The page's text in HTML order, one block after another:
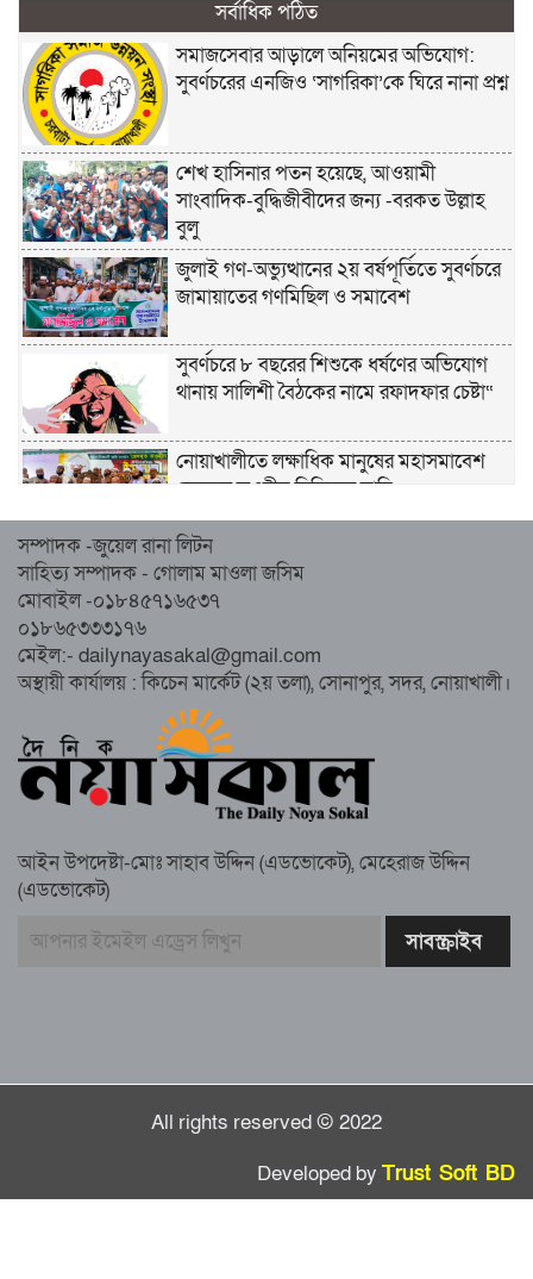
সর্বাধিক পঠিত
সমাজসেবার আড়ালে অনিয়মের অভিযোগ:
সুবর্ণচরের এনজিও ‘সাগরিকা’কে ঘিরে নানা প্রশ্ন
শেখ হাসিনার পতন হয়েছে, আওয়ামী
সাংবাদিক-বুদ্ধিজীবীদের জন্য -বরকত উল্লাহ
বুলু
জুলাই গণ-অভ্যুত্থানের ২য় বর্ষপূর্তিতে সুবর্ণচরে
জামায়াতের গণমিছিল ও সমাবেশ
সুবর্ণচরে ৮ বছরের শিশুকে ধর্ষণের অভিযোগ
থানায় সালিশী বৈঠকের নামে রফাদফার চেষ্টা“
নোয়াখালীতে লক্ষাধিক মানুষের মহাসমাবেশ
হেজবুত তওহীদ নিষিদ্ধের দাবি
নোয়াখালীতে ইসলামী মহাসমাবেশের প্রস্তুতি
সম্পন্ন, অংশ নেবেন লক্ষাধিক মানুষ
নোয়াখালীতে ইসলামী ছাত্রশিবিরের ‘অদম্য
জুলাই’ মিছিল
সুবর্ণচরে মায়ের অভিযোগে সাবেক ভাইস
চেয়ারম্যান গ্রেপ্তার
স্মরণ সভায় মিলাদ ও দোয়া
সম্পাদক -জুয়েল রানা লিটন
সাহিত্য সম্পাদক - গোলাম মাওলা জসিম
মোবাইল -০১৮৪৫৭১৬৫৩৭
০১৮৬৫৩৩৩১৭৬
মেইল:- dailynayasakal@gmail.com
অস্থায়ী কার্যালয় : কিচেন মার্কেট (২য় তলা), সোনাপুর, সদর, নোয়াখালী।
আইন উপদেষ্টা-মোঃ সাহাব উদ্দিন (এডভোকেট), মেহেরাজ উদ্দিন
(এডভোকেট)
All rights reserved © 2022
Developed by Trust Soft BD